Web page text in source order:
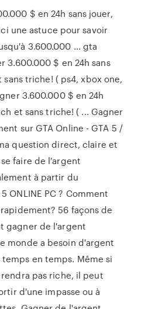
$ en 24h sans jouer,
une astuce pour savoir
3.600.000 ... gta
3.600.000 $ en 24h sans
triche! ( ps4, xbox one,
3.600.000 $ en 24h
et sans triche! ( ... Gagner
sur GTA Online - GTA 5 /
question direct, claire et
faire de l'argent
à partir du
ONLINE PC ? Comment
56 façons de
gagner de l'argent
monde a besoin d'argent
en temps. Même si
pas riche, il peut
d'une impasse ou à